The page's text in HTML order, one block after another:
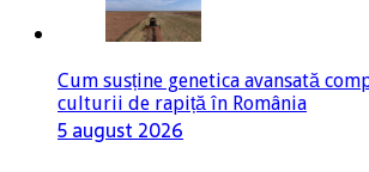
Cum susține genetica avansată
culturii de rapiță în România
5 august 2026